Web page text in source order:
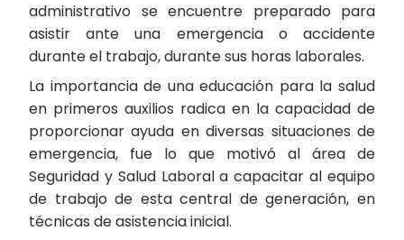
administrativo se encuentre preparado para
asistir ante una emergencia o accidente
durante el trabajo, durante sus horas laborales.
La importancia de una educación para la salud
en primeros auxilios radica en la capacidad de
proporcionar ayuda en diversas situaciones de
emergencia, fue lo que motivó al área de
Seguridad y Salud Laboral a capacitar al equipo
de trabajo de esta central de generación, en
técnicas de asistencia inicial.